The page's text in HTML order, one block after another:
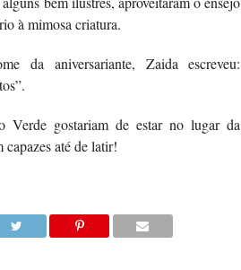
à mimosa criatura.
da aniversariante, Zaida escreveu:
Verde gostariam de estar no lugar da
capazes até de latir!